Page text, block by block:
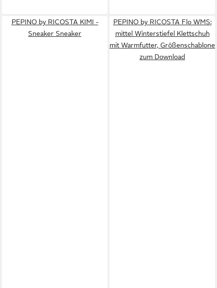
PEPINO by RICOSTA KIMI -
Sneaker Sneaker
PEPINO by RICOSTA Flo WMS:
mittel Winterstiefel Klettschuh
mit Warmfutter, Größenschablone
zum Download